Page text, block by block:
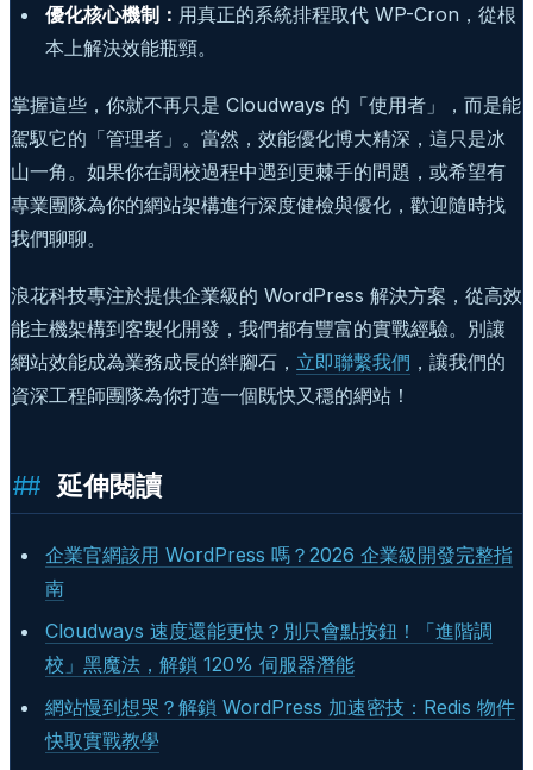
優化核心機制： 用真正的系統排程取代 WP-Cron，從根
本上解決效能瓶頸。
掌握這些，你就不再只是 Cloudways 的「使用者」，而是能
駕馭它的「管理者」。當然，效能優化博大精深，這只是冰
山一角。如果你在調校過程中遇到更棘手的問題，或希望有
專業團隊為你的網站架構進行深度健檢與優化，歡迎隨時找
我們聊聊。
浪花科技專注於提供企業級的 WordPress 解決方案，從高效
能主機架構到客製化開發，我們都有豐富的實戰經驗。別讓
網站效能成為業務成長的絆腳石， 立即聯繫我們 ，讓我們的
資深工程師團隊為你打造一個既快又穩的網站！
延伸閱讀
企業官網該用 WordPress 嗎？2026 企業級開發完整指
南
Cloudways 速度還能更快？別只會點按鈕！「進階調
校」黑魔法，解鎖 120% 伺服器潛能
網站慢到想哭？解鎖 WordPress 加速密技：Redis 物件
快取實戰教學